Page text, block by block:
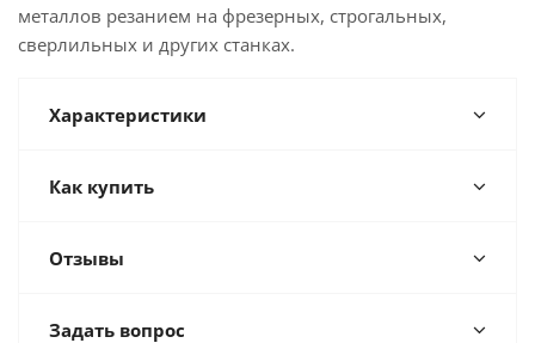
металлов резанием на фрезерных, строгальных,
сверлильных и других станках.
Характеристики
Как купить
Отзывы
Задать вопрос